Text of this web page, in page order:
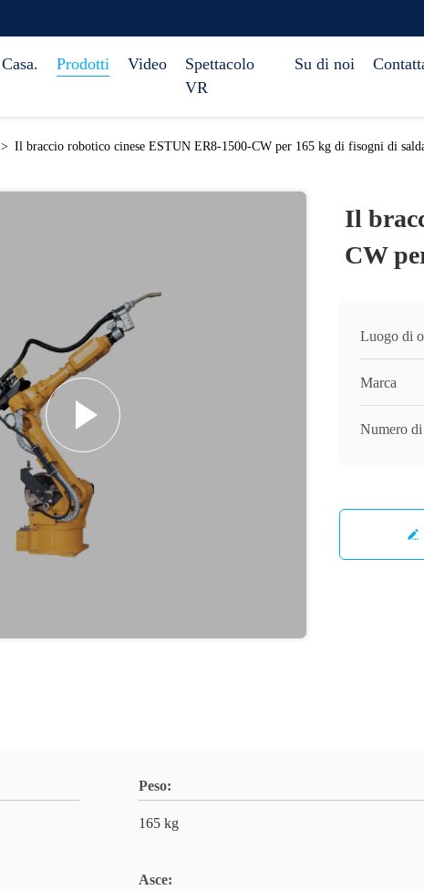
Casa. Prodotti Video
Spettacolo
VR
Su di noi
> Il braccio robotico cinese ESTUN ER8-1500-CW per 165 kg di fisogni di
Il
CW
Luogo di
Marca
Numero
Peso:
165 kg
Asce: